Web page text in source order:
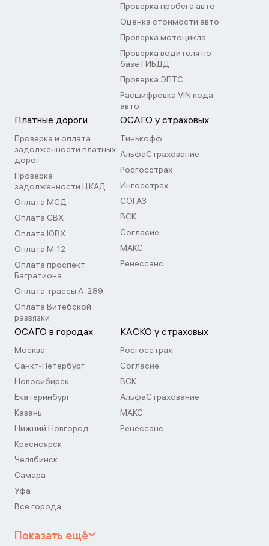
Проверка пробега авто
Оценка стоимости авто
Проверка мотоцикла
Проверка водителя по
базе ГИБДД
Проверка ЭПТС
Расшифровка VIN кода
авто
Платные дороги
Проверка и оплата
задолженности платных
дорог
Проверка
задолженности ЦКАД
Оплата МСД
Оплата СВХ
Оплата ЮВХ
Оплата М-12
Оплата проспект
Багратиона
Оплата трассы А-289
Оплата Витебской
развязки
ОСАГО у страховых
Тинькофф
АльфаСтрахование
Росгосстрах
Ингосстрах
СОГАЗ
ВСК
Согласие
МАКС
Ренессанс
ОСАГО в городах
Москва
Санкт-Петербург
Новосибирск
Екатеринбург
Казань
Нижний Новгород
Красноярск
Челябинск
Самара
Уфа
Все города
КАСКО у страховых
Росгосстрах
Согласие
ВСК
АльфаСтрахование
МАКС
Ренессанс
Показать ещё